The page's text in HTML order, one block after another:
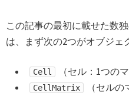
この記事の最初に載せた数
は、まず次の2つがオブジェ
Cell （セル：1つのマ
CellMatrix （セルの